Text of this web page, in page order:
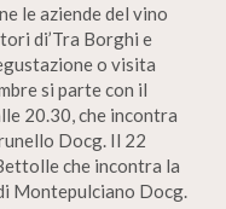
le aziende del vino
di’Tra Borghi e
o visita
si parte con il
20.30, che incontra
Docg. Il 22
che incontra la
Montepulciano Docg.